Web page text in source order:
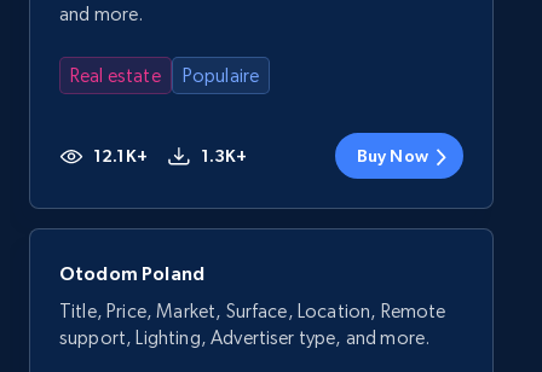
and more.
Real estate Populaire
12.1K+ 1.3K+ Buy Now
Otodom Poland
Title, Price, Market, Surface, Location, Remote
support, Lighting, Advertiser type, and more.